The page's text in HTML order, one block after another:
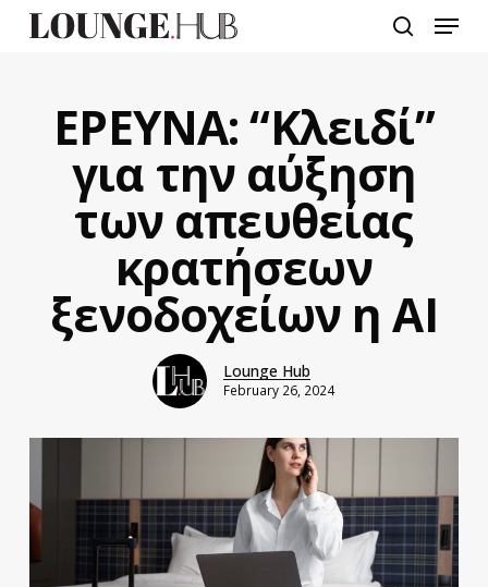
Menu
ΕΡΕΥΝΑ: “Κλειδί”
για την αύξηση
των απευθείας
κρατήσεων
ξενοδοχείων η AI
Lounge Hub
February 26, 2024